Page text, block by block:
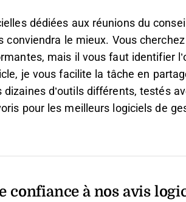
dédiées aux réunions du
conviendra le mieux. Vous
mais il vous faut identifier
je vous facilite la tâche en
dizaines d’outils différents, testés
pour les meilleurs logiciels de
confiance à nos avis